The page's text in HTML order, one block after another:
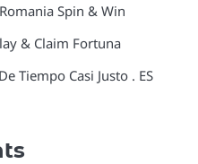
Spin & Win
& Claim Fortuna
Tiempo Casi Justo . ES